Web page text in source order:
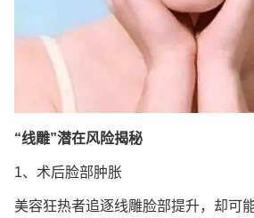
“线雕”潜在风险揭秘
1、术后脸部肿胀
美容狂热者追逐线雕脸部提升，却可